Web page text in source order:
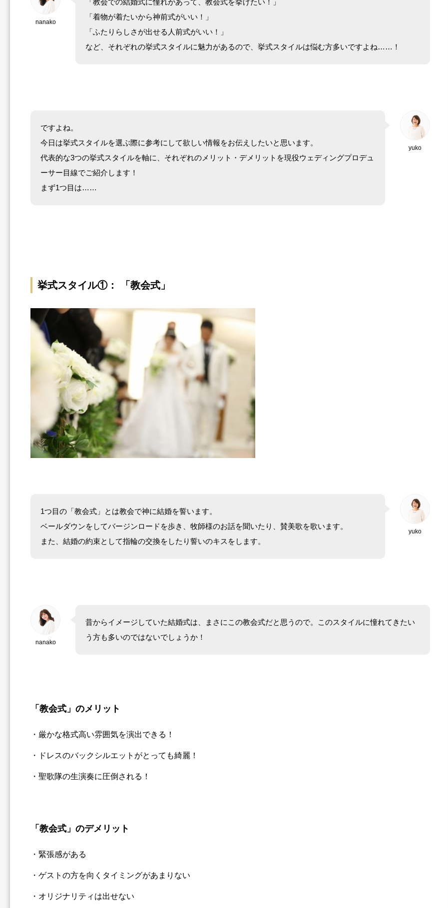
nanako
「教会での結婚式に憧れがあって、教会式を挙げたい！」
「着物が着たいから神前式がいい！」
「ふたりらしさが出せる人前式がいい！」
など、それぞれの挙式スタイルに魅力があるので、挙式スタイルは悩む方多いですよね……！
yuko
ですよね。
今日は挙式スタイルを選ぶ際に参考にして欲しい情報をお伝えしたいと思います。
代表的な3つの挙式スタイルを軸に、それぞれのメリット・デメリットを現役ウェディングプロデュ
ーサー目線でご紹介します！
まず1つ目は……
挙式スタイル①： 「教会式」
yuko
1つ目の「教会式」とは教会で神に結婚を誓います。
ベールダウンをしてバージンロードを歩き、牧師様のお話を聞いたり、賛美歌を歌います。
また、結婚の約束として指輪の交換をしたり誓いのキスをします。
nanako
昔からイメージしていた結婚式は、まさにこの教会式だと思うので。このスタイルに憧れてきたい
う方も多いのではないでしょうか！
「教会式」のメリット
・厳かな格式高い雰囲気を演出できる！
・ドレスのバックシルエットがとっても綺麗！
・聖歌隊の生演奏に圧倒される！
「教会式」のデメリット
・緊張感がある
・ゲストの方を向くタイミングがあまりない
・オリジナリティは出せない